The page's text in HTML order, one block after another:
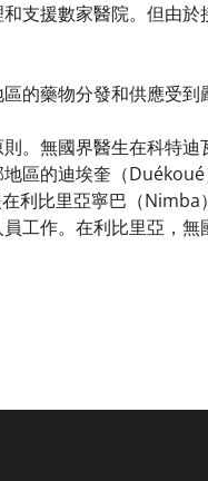
支援數家醫院。但由
的藥物分發和供應受到
。無國界醫生在科特迪
區的迪埃奎（Duékoué
利比里亞寧巴（Nimba
工作。在利比里亞，